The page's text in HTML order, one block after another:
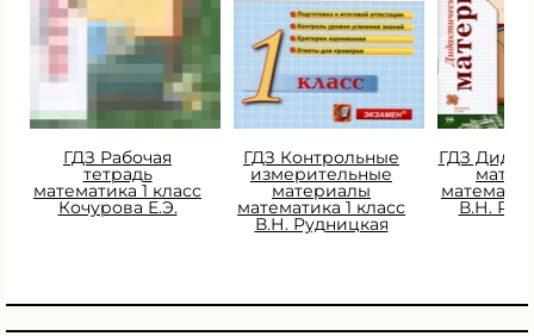
ГДЗ Рабочая
тетрадь
математика 1 класс
Кочурова Е.Э.
ГДЗ Контрольные
измерительные
материалы
математика 1 класс
В.Н. Рудницкая
ГДЗ
В.Н.